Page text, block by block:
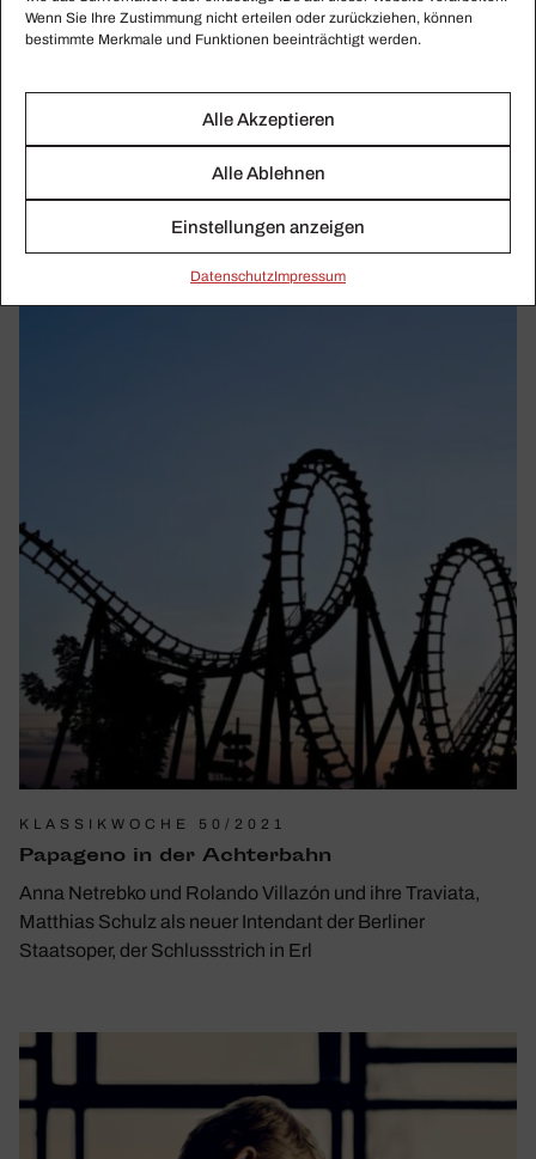
Wenn Sie Ihre Zustimmung nicht erteilen oder zurückziehen, können
bestimmte Merkmale und Funktionen beeinträchtigt werden.
Alle Akzeptieren
Alle Ablehnen
Einstellungen anzeigen
Daten­schutzImpressum
Eine Insel in der Zeit
Thomas Hampson bringt mit seinem hell timbrierten,
farbenreich schillernden lyrischen Bariton den Liedgesang
KLASSIKWOCHE 50/2021
Papa­geno in der Achter­bahn
Anna Netrebko und Rolando Villazón und ihre Traviata,
Matthias Schulz als neuer Intendant der Berliner
Staatsoper, der Schlussstrich in Erl